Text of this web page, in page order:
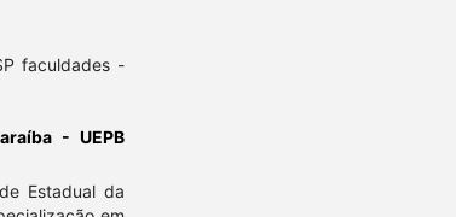
faculdades -
- UEPB
Estadual da